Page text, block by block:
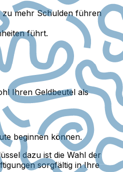
zu mehr Schulden führen
führt.
Ihren Geldbeutel als
beginnen können.
dazu ist die Wahl der
sorgfältig in Ihre